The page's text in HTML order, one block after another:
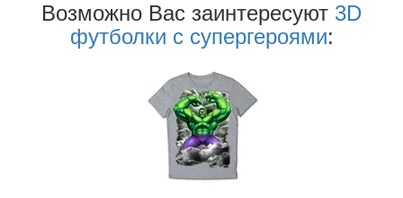
Возможно Ваc заинтересуют 3D
футболки c супергероями: